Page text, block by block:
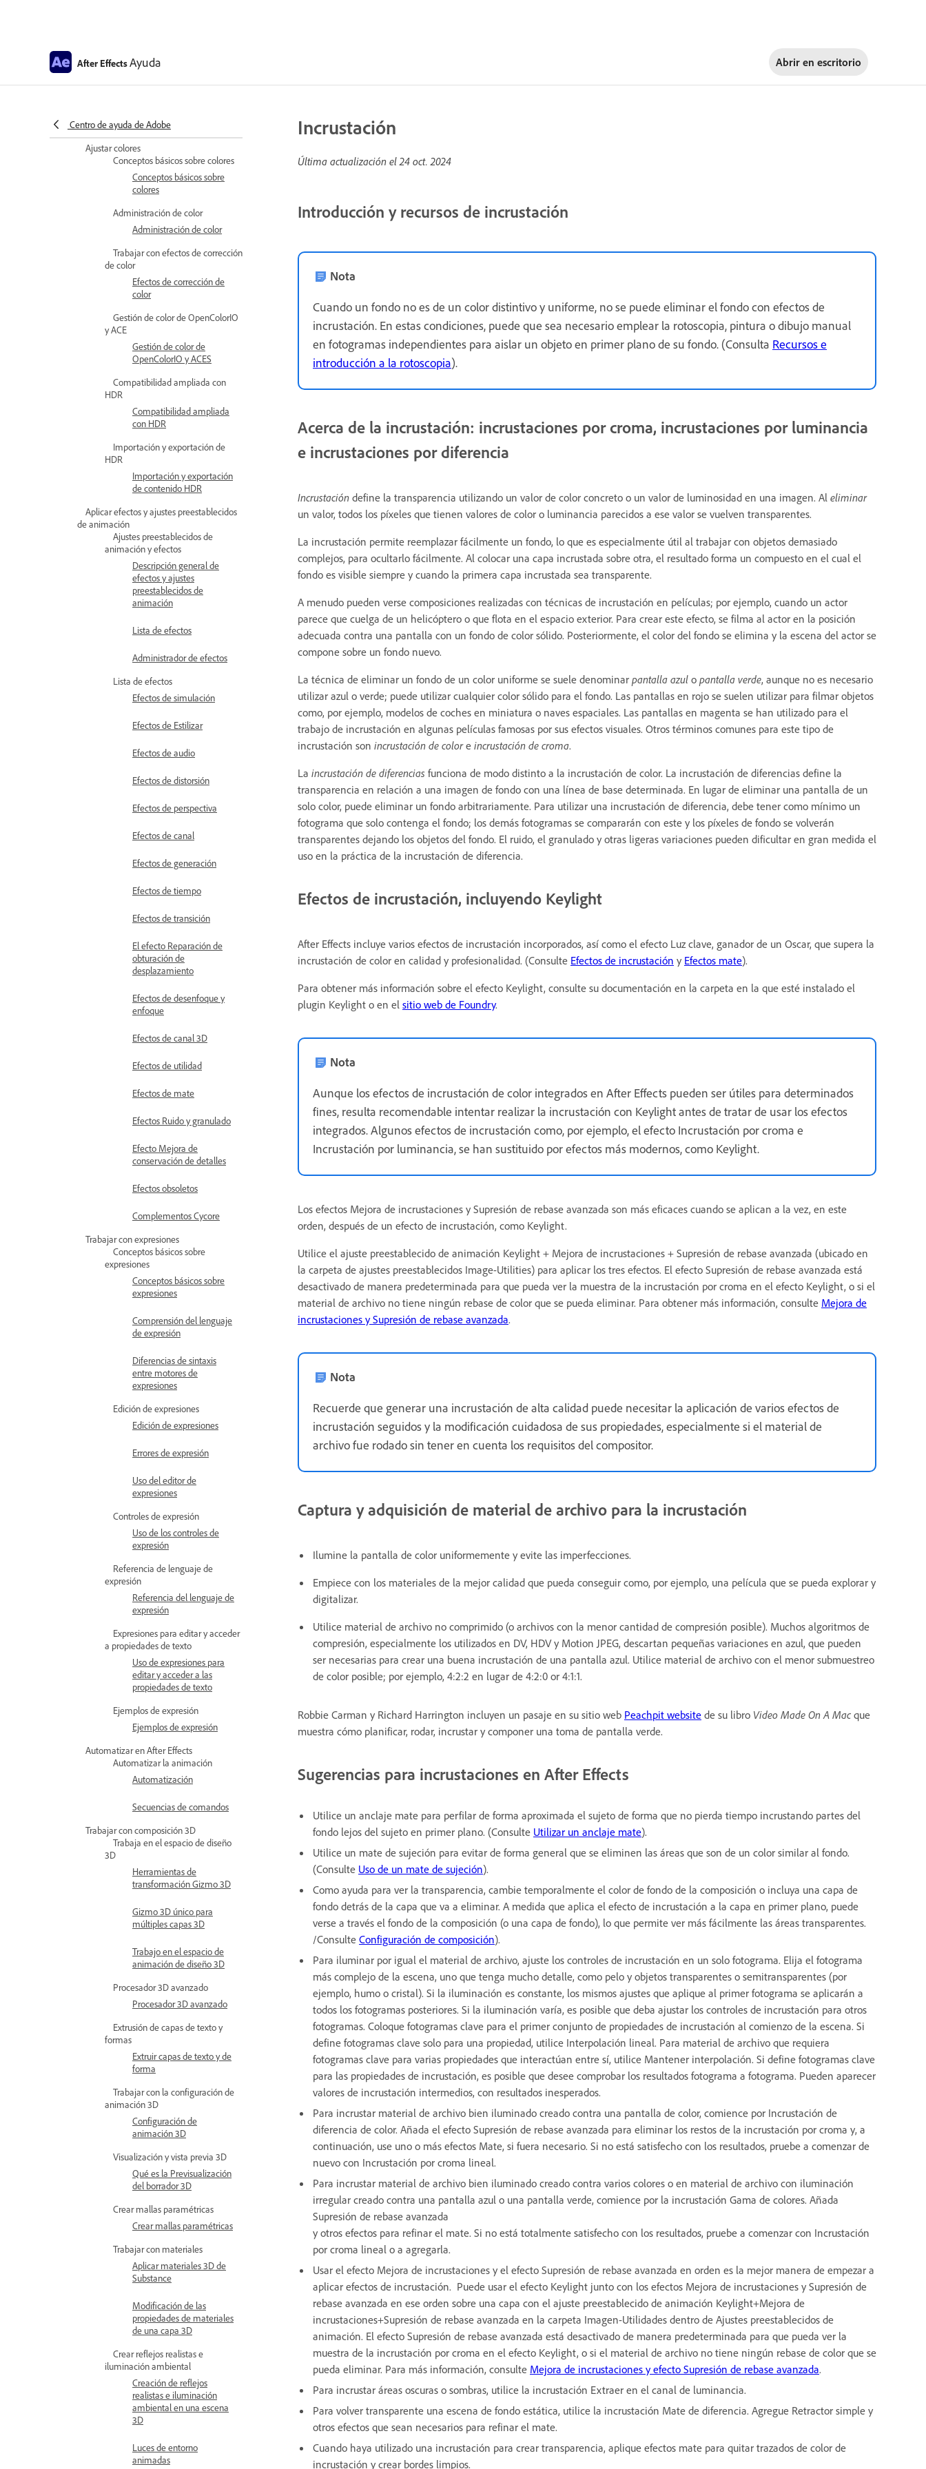
After EffectsAyuda Abrir en escritorio
Centro de ayuda de Adobe
Trabajar con mates de
seguimiento y mates viajeros
móviles
Ajustar colores
Conceptos básicos sobre colores
Conceptos básicos sobre
colores
Administración de color
Administración de color
Trabajar con efectos de corrección
de color
Efectos de corrección de
color
Gestión de color de OpenColorIO
y ACE
Gestión de color de
OpenColorIO y ACES
Compatibilidad ampliada con
HDR
Compatibilidad ampliada
con HDR
Importación y exportación de
HDR
Importación y exportación
de contenido HDR
Aplicar efectos y ajustes preestablecidos
de animación
Ajustes preestablecidos de
animación y efectos
Descripción general de
efectos y ajustes
preestablecidos de
animación
Lista de efectos
Administrador de efectos
Lista de efectos
Efectos de simulación
Efectos de Estilizar
Efectos de audio
Efectos de distorsión
Efectos de perspectiva
Efectos de canal
Efectos de generación
Efectos de tiempo
Efectos de transición
El efecto Reparación de
obturación de
desplazamiento
Efectos de desenfoque y
enfoque
Efectos de canal 3D
Efectos de utilidad
Efectos de mate
Efectos Ruido y granulado
Efecto Mejora de
conservación de detalles
Efectos obsoletos
Complementos Cycore
Trabajar con expresiones
Conceptos básicos sobre
expresiones
Conceptos básicos sobre
expresiones
Comprensión del lenguaje
de expresión
Diferencias de sintaxis
entre motores de
expresiones
Edición de expresiones
Edición de expresiones
Errores de expresión
Uso del editor de
expresiones
Controles de expresión
Uso de los controles de
expresión
Referencia de lenguaje de
expresión
Referencia del lenguaje de
expresión
Expresiones para editar y acceder
a propiedades de texto
Uso de expresiones para
editar y acceder a las
propiedades de texto
Ejemplos de expresión
Ejemplos de expresión
Automatizar en After Effects
Automatizar la animación
Automatización
Secuencias de comandos
Trabajar con composición 3D
Trabaja en el espacio de diseño
3D
Herramientas de
transformación Gizmo 3D
Gizmo 3D único para
múltiples capas 3D
Trabajo en el espacio de
animación de diseño 3D
Procesador 3D avanzado
Procesador 3D avanzado
Extrusión de capas de texto y
formas
Extruir capas de texto y de
forma
Trabajar con la configuración de
animación 3D
Configuración de
animación 3D
Visualización y vista previa 3D
Qué es la Previsualización
del borrador 3D
Crear mallas paramétricas
Crear mallas paramétricas
Trabajar con materiales
Aplicar materiales 3D de
Substance
Modificación de las
propiedades de materiales
de una capa 3D
Crear reflejos realistas e
iluminación ambiental
Creación de reflejos
realistas e iluminación
ambiental en una escena
3D
Luces de entorno
animadas
Incrustación
Última actualización el24 oct. 2024
Introducción y recursos de incrustación
Nota
Cuando un fondo no es de un color distintivo y uniforme, no se puede eliminar el fondo con efectos de
incrustación. En estas condiciones, puede que sea necesario emplear la rotoscopia, pintura o dibujo manual
en fotogramas independientes para aislar un objeto en primer plano de su fondo. (Consulta Recursos e
introducción a la rotoscopia).
Acerca de la incrustación: incrustaciones por croma, incrustaciones por luminancia
e incrustaciones por diferencia
Incrustación define la transparencia utilizando un valor de color concreto o un valor de luminosidad en una imagen. Al eliminar
un valor, todos los píxeles que tienen valores de color o luminancia parecidos a ese valor se vuelven transparentes.
La incrustación permite reemplazar fácilmente un fondo, lo que es especialmente útil al trabajar con objetos demasiado
complejos, para ocultarlo fácilmente. Al colocar una capa incrustada sobre otra, el resultado forma un compuesto en el cual el
fondo es visible siempre y cuando la primera capa incrustada sea transparente.
A menudo pueden verse composiciones realizadas con técnicas de incrustación en películas; por ejemplo, cuando un actor
parece que cuelga de un helicóptero o que flota en el espacio exterior. Para crear este efecto, se filma al actor en la posición
adecuada contra una pantalla con un fondo de color sólido. Posteriormente, el color del fondo se elimina y la escena del actor se
compone sobre un fondo nuevo.
La técnica de eliminar un fondo de un color uniforme se suele denominar pantalla azul o pantalla verde, aunque no es necesario
utilizar azul o verde; puede utilizar cualquier color sólido para el fondo. Las pantallas en rojo se suelen utilizar para filmar objetos
como, por ejemplo, modelos de coches en miniatura o naves espaciales. Las pantallas en magenta se han utilizado para el
trabajo de incrustación en algunas películas famosas por sus efectos visuales. Otros términos comunes para este tipo de
incrustación son incrustación de colore incrustación de croma.
La incrustación de diferencias funciona de modo distinto a la incrustación de color. La incrustación de diferencias define la
transparencia en relación a una imagen de fondo con una línea de base determinada. En lugar de eliminar una pantalla de un
solo color, puede eliminar un fondo arbitrariamente. Para utilizar una incrustación de diferencia, debe tener como mínimo un
fotograma que solo contenga el fondo; los demás fotogramas se compararán con este y los píxeles de fondo se volverán
transparentes dejando los objetos del fondo. El ruido, el granulado y otras ligeras variaciones pueden dificultar en gran medida el
uso en la práctica de la incrustación de diferencia.
Efectos de incrustación, incluyendo Keylight
After Effects incluye varios efectos de incrustación incorporados, así como el efecto Luz clave, ganador de un Oscar, que supera la
incrustación de color en calidad y profesionalidad. (Consulte Efectos de incrustación y Efectos mate).
Para obtener más información sobre el efecto Keylight, consulte su documentación en la carpeta en la que esté instalado el
plugin Keylight o en el sitio web de Foundry.
Nota
Aunque los efectos de incrustación de color integrados en After Effects pueden ser útiles para determinados
fines, resulta recomendable intentar realizar la incrustación con Keylight antes de tratar de usar los efectos
integrados. Algunos efectos de incrustación como, por ejemplo, el efecto Incrustación por croma e
Incrustación por luminancia, se han sustituido por efectos más modernos, como Keylight.
Los efectos Mejora de incrustaciones y Supresión de rebase avanzada son más eficaces cuando se aplican a la vez, en este
orden, después de un efecto de incrustación, como Keylight.
Utilice el ajuste preestablecido de animación Keylight + Mejora de incrustaciones + Supresión de rebase avanzada (ubicado en
la carpeta de ajustes preestablecidos Image-Utilities) para aplicar los tres efectos. El efecto Supresión de rebase avanzada está
desactivado de manera predeterminada para que pueda ver la muestra de la incrustación por croma en el efecto Keylight, o si el
material de archivo no tiene ningún rebase de color que se pueda eliminar. Para obtener más información, consulte Mejora de
incrustaciones y Supresión de rebase avanzada.
Nota
Recuerde que generar una incrustación de alta calidad puede necesitar la aplicación de varios efectos de
incrustación seguidos y la modificación cuidadosa de sus propiedades, especialmente si el material de
archivo fue rodado sin tener en cuenta los requisitos del compositor.
Captura y adquisición de material de archivo para la incrustación
Ilumine la pantalla de color uniformemente y evite las imperfecciones.
Empiece con los materiales de la mejor calidad que pueda conseguir como, por ejemplo, una película que se pueda explorar y
digitalizar.
Utilice material de archivo no comprimido (o archivos con la menor cantidad de compresión posible). Muchos algoritmos de
compresión, especialmente los utilizados en DV, HDV y Motion JPEG, descartan pequeñas variaciones en azul, que pueden
ser necesarias para crear una buena incrustación de una pantalla azul. Utilice material de archivo con el menor submuestreo
de color posible; por ejemplo, 4:2:2 en lugar de 4:2:0 or 4:1:1.
Robbie Carman y Richard Harrington incluyen un pasaje en su sitio web Peachpit website de su libro Video Made On A Mac que
muestra cómo planificar, rodar, incrustar y componer una toma de pantalla verde.
Sugerencias para incrustaciones en After Effects
Utilice un anclaje mate para perfilar de forma aproximada el sujeto de forma que no pierda tiempo incrustando partes del
fondo lejos del sujeto en primer plano. (Consulte Utilizar un anclaje mate).
Utilice un mate de sujeción para evitar de forma general que se eliminen las áreas que son de un color similar al fondo.
(Consulte Uso de un mate de sujeción).
Como ayuda para ver la transparencia, cambie temporalmente el color de fondo de la composición o incluya una capa de
fondo detrás de la capa que va a eliminar. A medida que aplica el efecto de incrustación a la capa en primer plano, puede
verse a través el fondo de la composición (o una capa de fondo), lo que permite ver más fácilmente las áreas transparentes.
/Consulte Configuración de composición).
Para iluminar por igual el material de archivo, ajuste los controles de incrustación en un solo fotograma. Elija el fotograma
más complejo de la escena, uno que tenga mucho detalle, como pelo y objetos transparentes o semitransparentes (por
ejemplo, humo o cristal). Si la iluminación es constante, los mismos ajustes que aplique al primer fotograma se aplicarán a
todos los fotogramas posteriores. Si la iluminación varía, es posible que deba ajustar los controles de incrustación para otros
fotogramas. Coloque fotogramas clave para el primer conjunto de propiedades de incrustación al comienzo de la escena. Si
define fotogramas clave solo para una propiedad, utilice Interpolación lineal. Para material de archivo que requiera
fotogramas clave para varias propiedades que interactúan entre sí, utilice Mantener interpolación. Si define fotogramas clave
para las propiedades de incrustación, es posible que desee comprobar los resultados fotograma a fotograma. Pueden aparecer
valores de incrustación intermedios, con resultados inesperados.
Para incrustar material de archivo bien iluminado creado contra una pantalla de color, comience por Incrustación de
diferencia de color. Añada el efecto Supresión de rebase avanzada para eliminar los restos de la incrustación por croma y, a
continuación, use uno o más efectos Mate, si fuera necesario. Si no está satisfecho con los resultados, pruebe a comenzar de
nuevo con Incrustación por croma lineal.
Para incrustar material de archivo bien iluminado creado contra varios colores o en material de archivo con iluminación
irregular creado contra una pantalla azul o una pantalla verde, comience por la incrustación Gama de colores. Añada
Supresión de rebase avanzada
y otros efectos para refinar el mate. Si no está totalmente satisfecho con los resultados, pruebe a comenzar con Incrustación
por croma lineal o a agregarla.
Usar el efecto Mejora de incrustaciones y el efecto Supresión de rebase avanzada en orden es la mejor manera de empezar a
aplicar efectos de incrustación. Puede usar el efecto Keylight junto con los efectos Mejora de incrustaciones y Supresión de
rebase avanzada en ese orden sobre una capa con el ajuste preestablecido de animación Keylight+Mejora de
incrustaciones+Supresión de rebase avanzada en la carpeta Imagen-Utilidades dentro de Ajustes preestablecidos de
animación. El efecto Supresión de rebase avanzada está desactivado de manera predeterminada para que pueda ver la
muestra de la incrustación por croma en el efecto Keylight, o si el material de archivo no tiene ningún rebase de color que se
pueda eliminar. Para más información, consulte Mejora de incrustaciones y efecto Supresión de rebase avanzada.
Para incrustar áreas oscuras o sombras, utilice la incrustación Extraer en el canal de luminancia.
Para volver transparente una escena de fondo estática, utilice la incrustación Mate de diferencia. Agregue Retractor simple y
otros efectos que sean necesarios para refinar el mate.
Cuando haya utilizado una incrustación para crear transparencia, aplique efectos mate para quitar trazados de color de
incrustación y crear bordes limpios.